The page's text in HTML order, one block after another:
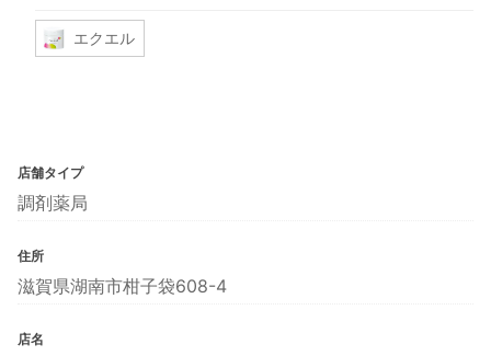
エクエル
店舗タイプ
調剤薬局
住所
滋賀県湖南市柑子袋608-4
店名